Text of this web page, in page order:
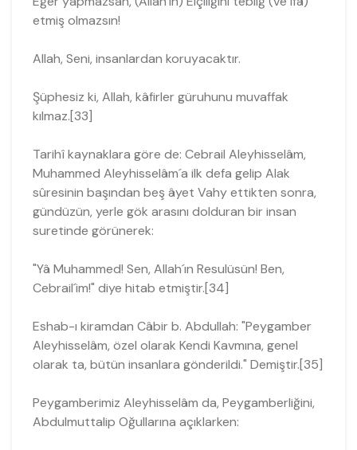
etmiş olmazsın!
Allah, Seni, insanlardan koruyacaktır.
Şüphesiz ki, Allah, kâfirler güruhunu muvaffak
kılmaz.[33]
Tarihî kaynaklara göre de: Cebrail Aleyhisselâm,
Muhammed Aleyhisselâm´a ilk defa gelip Alak
sûresinin başından beş âyet Vahy ettikten sonra,
gündüzün, yerle gök arasını dolduran bir insan
suretinde görünerek:
"Yâ Muhammed! Sen, Allah´ın Resulüsün! Ben,
Cebrail´im!" diye hitab et­miştir.[34]
Eshab-ı kiramdan Câbir b. Abdullah: "Peygamber
Aleyhisselâm, özel olarak Kendi Kavmına, genel
olarak ta, bütün insanlara gönderildi." Demiştir.[35]
Peygamberimiz Aleyhisselâm da, Peygamberliğini,
Abdulmuttalip Oğullarına açıklarken: